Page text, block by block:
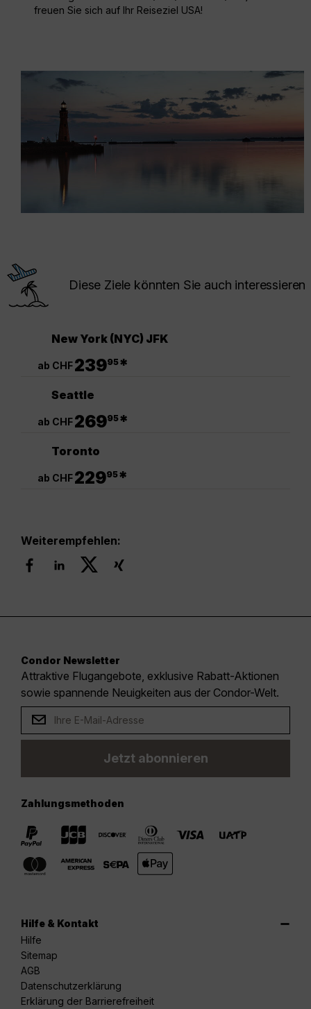
freuen Sie sich auf Ihr Reiseziel USA!
Diese Ziele könnten Sie auch interessieren
New York (NYC) JFK
ab CHF23995*
Seattle
ab CHF26995*
Toronto
ab CHF22995*
Weiterempfehlen:
Condor Newsletter
Attraktive Flugangebote, exklusive Rabatt-Aktionen
sowie spannende Neuigkeiten aus der Condor-Welt.
Jetzt abonnieren
Zahlungsmethoden
Hilfe & Kontakt
Hilfe
Sitemap
AGB
Datenschutzerklärung
Erklärung der Barrierefreiheit